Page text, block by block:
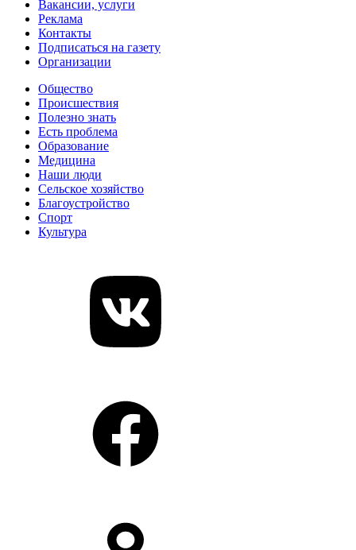
Вакансии, услуги
Реклама
Контакты
Подписаться на газету
Организации
Общество
Происшествия
Полезно знать
Есть проблема
Образование
Медицина
Наши люди
Сельское хозяйство
Благоустройство
Спорт
Культура